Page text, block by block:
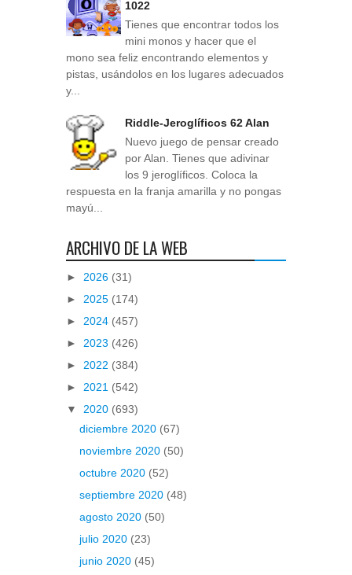
1022
Tienes que encontrar todos los
mini monos y hacer que el
mono sea feliz encontrando elementos y
pistas, usándolos en los lugares adecuados
y...
Riddle-Jeroglíficos 62 Alan
Nuevo juego de pensar creado
por Alan. Tienes que adivinar
los 9 jeroglíficos. Coloca la
respuesta en la franja amarilla y no pongas
mayú...
ARCHIVO DE LA WEB
► 2026 (31)
► 2025 (174)
► 2024 (457)
► 2023 (426)
► 2022 (384)
► 2021 (542)
▼ 2020 (693)
diciembre 2020 (67)
noviembre 2020 (50)
octubre 2020 (52)
septiembre 2020 (48)
agosto 2020 (50)
julio 2020 (23)
junio 2020 (45)